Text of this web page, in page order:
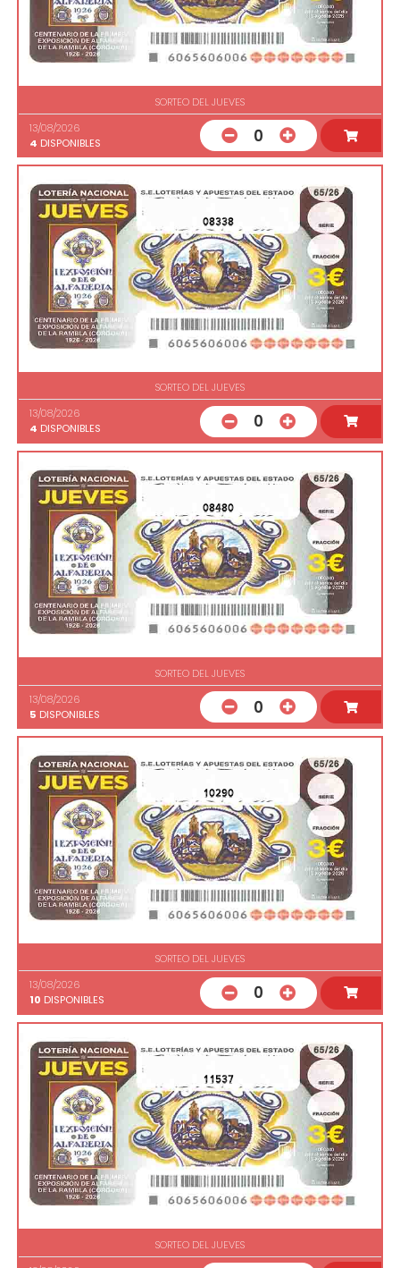
SORTEO DEL JUEVES
13/08/2026
4 DISPONIBLES 0
08338
SORTEO DEL JUEVES
13/08/2026
4 DISPONIBLES 0
08480
SORTEO DEL JUEVES
13/08/2026
5 DISPONIBLES 0
10290
SORTEO DEL JUEVES
13/08/2026
10 DISPONIBLES 0
11537
SORTEO DEL JUEVES